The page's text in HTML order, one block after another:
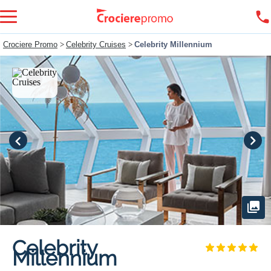
Crociere Promo > Celebrity Cruises > Celebrity Millennium
Celebrity
Millennium